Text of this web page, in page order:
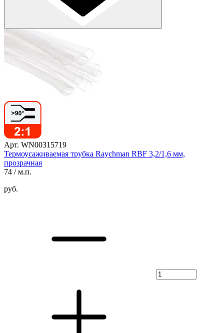
Арт. WN00315719
Термоусаживаемая трубка Raychman RBF 3,2/1,6 мм,
прозрачная
74 / м.п.
руб.